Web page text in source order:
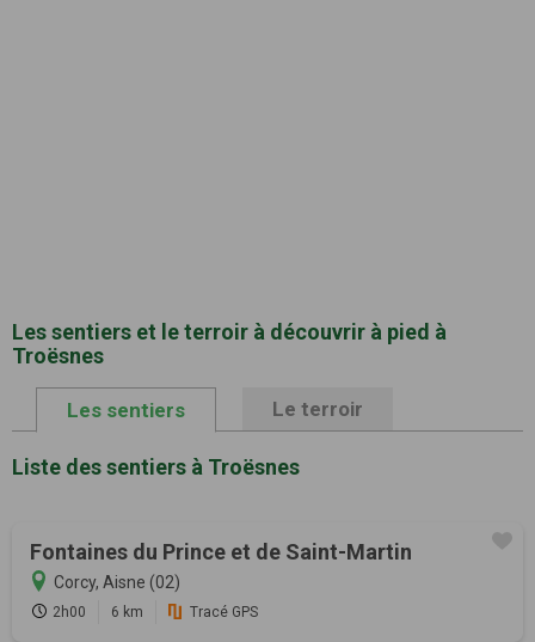
Les sentiers et le terroir à découvrir à pied à
Troësnes
Les sentiers Le terroir
Liste des sentiers à Troësnes
Fontaines du Prince et de Saint-Martin
Corcy, Aisne (02)
2h00 6 km Tracé GPS